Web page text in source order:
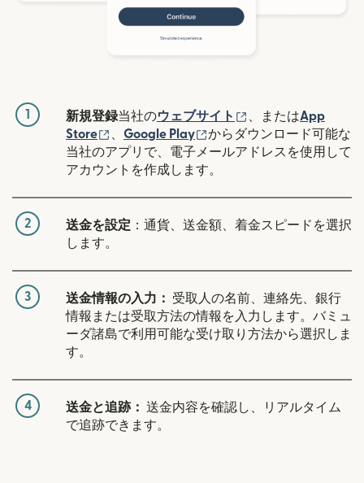
1 新規登録当社のウェブサイト （別ウィンドウで
、またはApp
Store
（別ウィンドウで開きます）
Google Play （別ウィンドウで開きま
からダウンロード可能な
当社のアプリで、電子メールアドレスを使用して
アカウントを作成します。
2 送金を設定 ：通貨、送金額、着金スピードを選択
します。
3 送金情報の入力：
受取人の名前、連絡先、銀行
情報または受取方法の情報を入力します。バミュ
ーダ諸島で利用可能な受け取り方法から選択しま
す。
4 送金と追跡： 送金内容を確認し、リアルタイム
で追跡できます。